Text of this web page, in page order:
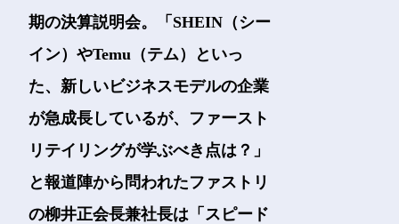
期の決算説明会。「SHEIN（シー
イン）やTemu（テム）といっ
た、新しいビジネスモデルの企業
が急成長しているが、ファースト
リテイリングが学ぶべき点は？」
と報道陣から問われたファストリ
の柳井正会長兼社長は「スピード